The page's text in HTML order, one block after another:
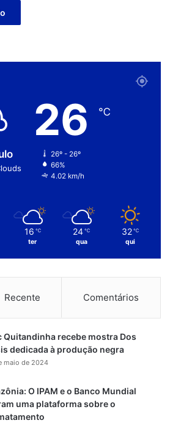
26 ℃
26º - 26º
66%
4.02 km/h
16 ℃
ter
24 ℃
qua
32 ℃
qui
Recente Comentários
Quitandinha recebe mostra Dos
dedicada à produção negra
maio de 2024
O IPAM e o Banco Mundial
uma plataforma sobre o